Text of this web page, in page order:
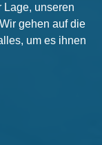
Lage, unseren
gehen auf die
um es ihnen